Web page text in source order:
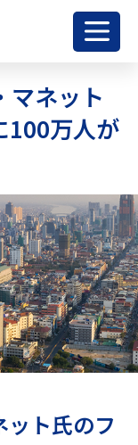
マネット
100万人が
ット氏のフ